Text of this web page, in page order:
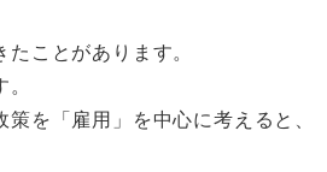
ことがあります。
を「雇用」を中心に考えると、